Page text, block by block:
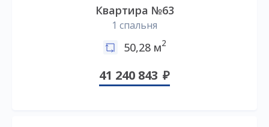
Квартира №63
1 спальня
50,28 м2
41 240 843